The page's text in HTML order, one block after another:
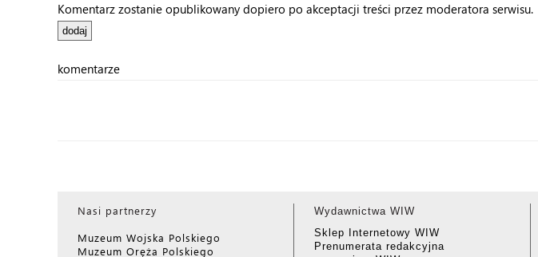
Komentarz zostanie opublikowany dopiero po akceptacji treści przez moderatora serwisu.
komentarze
Nasi partnerzy
Muzeum Wojska Polskiego
Muzeum Oręża Polskiego
Wydawnictwa WIW
Sklep Internetowy WIW
Prenumerata redakcyjna